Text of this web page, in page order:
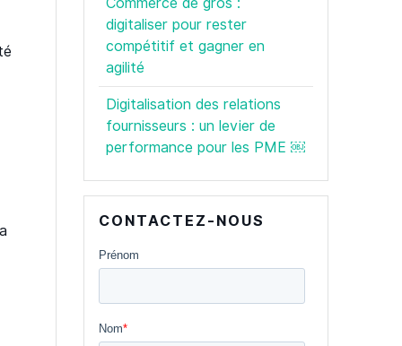
digitaliser pour rester
compétitif et gagner en
agilité
Digitalisation des relations
fournisseurs : un levier de
performance pour les PME ￼
CONTACTEZ-NOUS